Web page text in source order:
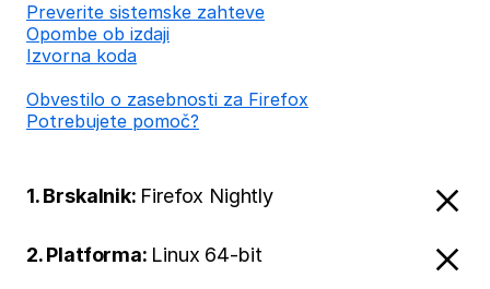
Preverite sistemske zahteve
Opombe ob izdaji
Izvorna koda
Obvestilo o zasebnosti za Firefox
Potrebujete pomoč?
1. Brskalnik: Firefox Nightly
2. Platforma: Linux 64-bit